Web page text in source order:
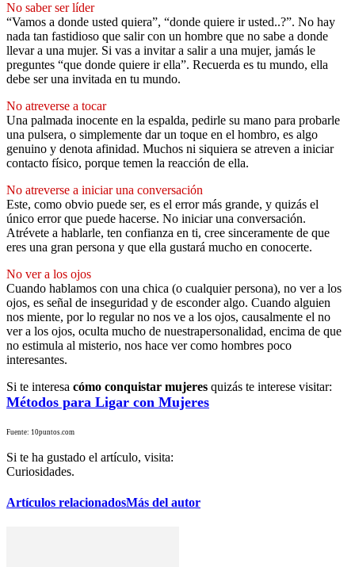
No saber ser líder
“Vamos a donde usted quiera”, “donde quiere ir usted..?”. No hay
nada tan fastidioso que salir con un hombre que no sabe a donde
llevar a una mujer. Si vas a invitar a salir a una mujer, jamás le
preguntes “que donde quiere ir ella”. Recuerda es tu mundo, ella
debe ser una invitada en tu mundo.
No atreverse a tocar
Una palmada inocente en la espalda, pedirle su mano para probarle
una pulsera, o simplemente dar un toque en el hombro, es algo
genuino y denota afinidad. Muchos ni siquiera se atreven a iniciar
contacto físico, porque temen la reacción de ella.
No atreverse a iniciar una conversación
Este, como obvio puede ser, es el error más grande, y quizás el
único error que puede hacerse. No iniciar una conversación.
Atrévete a hablarle, ten confianza en ti, cree sinceramente de que
eres una gran persona y que ella gustará mucho en conocerte.
No ver a los ojos
Cuando hablamos con una chica (o cualquier persona), no ver a los
ojos, es señal de inseguridad y de esconder algo. Cuando alguien
nos miente, por lo regular no nos ve a los ojos, causalmente el no
ver a los ojos, oculta mucho de nuestrapersonalidad, encima de que
no estimula al misterio, nos hace ver como hombres poco
interesantes.
Si te interesa cómo conquistar mujeres quizás te interese visitar:
Métodos para Ligar con Mujeres
Fuente: 10puntos.com
Si te ha gustado el artículo, visita:
Curiosidades.
Artículos relacionadosMás del autor